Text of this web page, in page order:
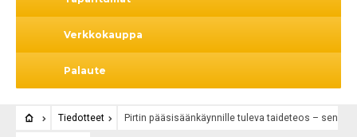
Verkkokauppa
Palaute
Tiedotteet Pirtin pääsisäänkäynnille tuleva taideteos – sen